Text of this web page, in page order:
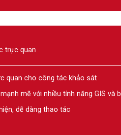
trực quan
quan cho công tác khảo sát
mẽ với nhiều tính năng GIS và
dễ dàng thao tác